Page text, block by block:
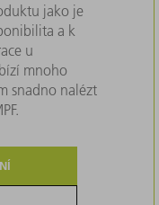
jako je
a k
u
mnoho
snadno nalézt